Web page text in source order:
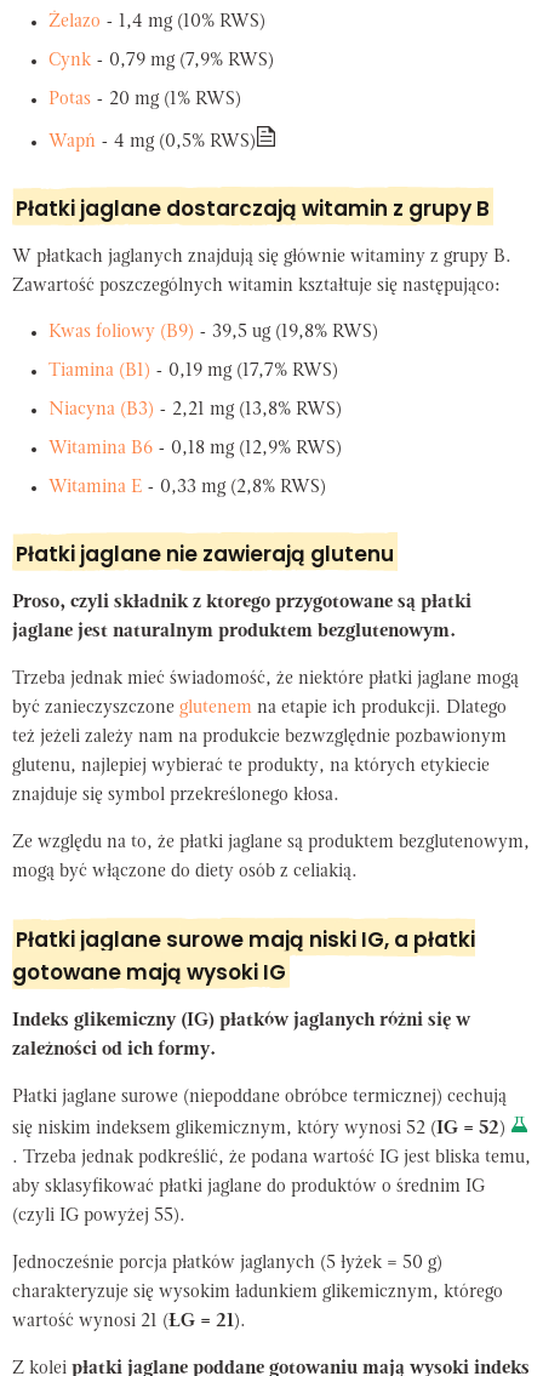
Żelazo - 1,4 mg (10% RWS)
Cynk - 0,79 mg (7,9% RWS)
Potas - 20 mg (1% RWS)
Wapń - 4 mg (0,5% RWS)
Płatki jaglane dostarczają witamin z grupy B
W płatkach jaglanych znajdują się głównie witaminy z grupy B.
Zawartość poszczególnych witamin kształtuje się następująco:
Kwas foliowy (B9) - 39,5 ug (19,8% RWS)
Tiamina (B1) - 0,19 mg (17,7% RWS)
Niacyna (B3) - 2,21 mg (13,8% RWS)
Witamina B6 - 0,18 mg (12,9% RWS)
Witamina E - 0,33 mg (2,8% RWS)
Płatki jaglane nie zawierają glutenu
Proso, czyli składnik z ktorego przygotowane są płatki
jaglane jest naturalnym produktem bezglutenowym.
Trzeba jednak mieć świadomość, że niektóre płatki jaglane mogą
być zanieczyszczone glutenem na etapie ich produkcji. Dlatego
też jeżeli zależy nam na produkcie bezwzględnie pozbawionym
glutenu, najlepiej wybierać te produkty, na których etykiecie
znajduje się symbol przekreślonego kłosa.
Ze względu na to, że płatki jaglane są produktem bezglutenowym,
mogą być włączone do diety osób z celiakią.
Płatki jaglane surowe mają niski IG, a płatki
gotowane mają wysoki IG
Indeks glikemiczny (IG) płatków jaglanych różni się w
zależności od ich formy.
Płatki jaglane surowe (niepoddane obróbce termicznej) cechują
się niskim indeksem glikemicznym, który wynosi 52 (IG = 52)
. Trzeba jednak podkreślić, że podana wartość IG jest bliska temu,
aby sklasyfikować płatki jaglane do produktów o średnim IG
(czyli IG powyżej 55).
Jednocześnie porcja płatków jaglanych (5 łyżek = 50 g)
charakteryzuje się wysokim ładunkiem glikemicznym, którego
wartość wynosi 21 (ŁG = 21).
Z kolei płatki jaglane poddane gotowaniu mają wysoki indeks